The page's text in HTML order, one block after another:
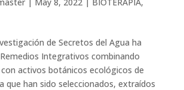
de Secretos del Agua ha
Integrativos combinando
activos botánicos ecológicos de
que han sido seleccionados, extraídos